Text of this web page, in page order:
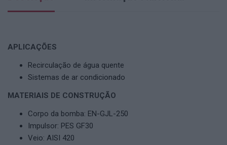
APLICAÇÕES
Recirculação de água quente
Sistemas de ar condicionado
MATERIAIS DE CONSTRUÇÃO
Corpo da bomba: EN-GJL-250
Impulsor: PES GF30
Veio: AISI 420